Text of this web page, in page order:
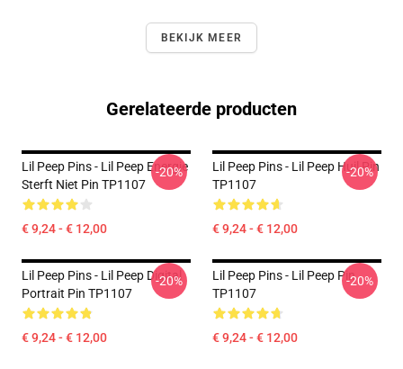
BEKIJK MEER
Gerelateerde producten
Lil Peep Pins - Lil Peep Energie
Sterft Niet Pin TP1107
€ 9,24 - € 12,00
-20%
Lil Peep Pins - Lil Peep Huil Pin
TP1107
€ 9,24 - € 12,00
-20%
Lil Peep Pins - Lil Peep Digital
Portrait Pin TP1107
€ 9,24 - € 12,00
-20%
Lil Peep Pins - Lil Peep Pin
TP1107
€ 9,24 - € 12,00
-20%